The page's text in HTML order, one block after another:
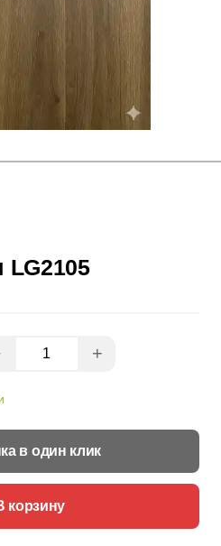
+
в один клик
корзину